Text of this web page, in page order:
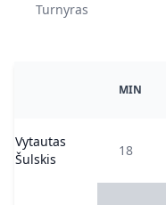
Turnyras
MIN
Vytautas
Šulskis
18